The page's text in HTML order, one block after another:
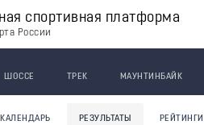
спортивная платформа
России
ШОССЕ ТРЕК МАУНТИНБАЙК
КАЛЕНДАРЬ РЕЗУЛЬТАТЫ РЕЙТИНГИ